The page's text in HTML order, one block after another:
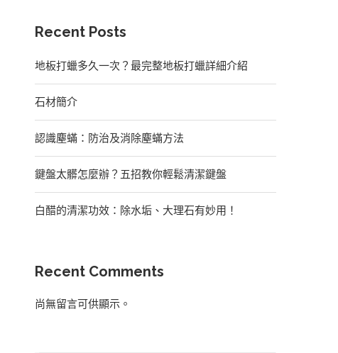
Recent Posts
地板打蠟多久一次？最完整地板打蠟詳細介紹
石材簡介
認識塵蟎：防治及消除塵蟎方法
鍵盤太髒怎麼辦？五招教你輕鬆清潔鍵盤
白醋的清潔功效：除水垢、大理石有妙用！
Recent Comments
尚無留言可供顯示。